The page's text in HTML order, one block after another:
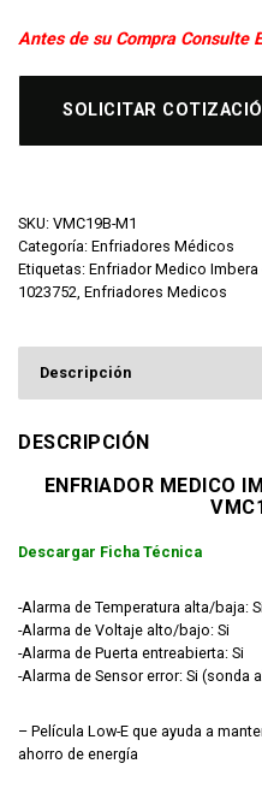
Antes de su Compra Consulte
SOLICITAR
SKU: VMC19B-M1
Categoría: Enfriadores Médicos
Etiquetas: Enfriador Medico Imbera
1023752 Enfriadores Medicos
Descripción
DESCRIPCIÓN
ENFRIADOR MEDICO
Descargar Ficha Técnica
-Alarma de Temperatura alta/baja: Si
-Alarma de Voltaje alto/bajo: Si
-Alarma de Puerta entreabierta: Si
-Alarma de Sensor error: Si (sonda
– Película Low-E que ayuda a
ahorro de energía